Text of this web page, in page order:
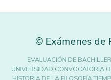
© Exámenes de
EVALUACIÓN DE
UNIVERSIDAD CONVOCATORIA